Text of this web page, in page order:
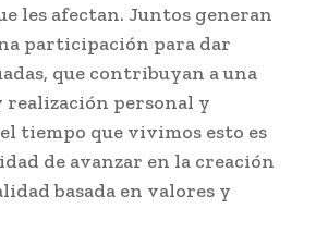
les afectan. Juntos generan
participación para dar
que contribuyan a una
realización personal y
tiempo que vivimos esto es
de avanzar en la creación
basada en valores y